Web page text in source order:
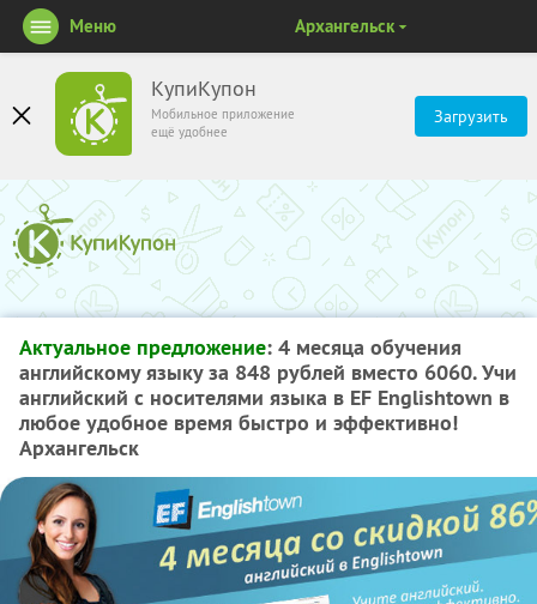
КупиКупон
Мобильное приложение
ещё удобнее
Загрузить
Меню Архангельск
Актуальное предложение: 4 месяца обучения
английскому языкуза 848 рублей вместо 6060. Учи
английский с носителями языка в EF Englishtown в
любое удобное время быстро и эффективно!
Архангельск